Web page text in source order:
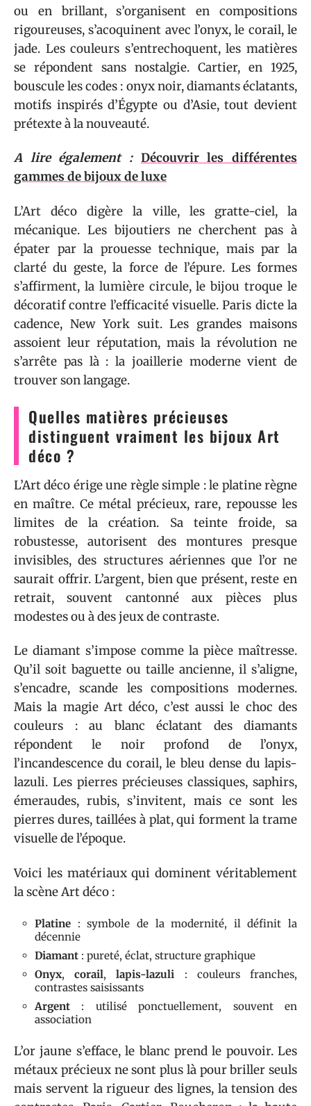
ou en brillant, s’organisent en compositions
rigoureuses, s’acoquinent avec l’onyx, le corail, le
jade. Les couleurs s’entrechoquent, les matières
se répondent sans nostalgie. Cartier, en 1925,
bouscule les codes : onyx noir, diamants éclatants,
motifs inspirés d’Égypte ou d’Asie, tout devient
prétexte à la nouveauté.
A lire également : Découvrir les différentes
gammes de bijoux de luxe
L’Art déco digère la ville, les gratte-ciel, la
mécanique. Les bijoutiers ne cherchent pas à
épater par la prouesse technique, mais par la
clarté du geste, la force de l’épure. Les formes
s’affirment, la lumière circule, le bijou troque le
décoratif contre l’efficacité visuelle. Paris dicte la
cadence, New York suit. Les grandes maisons
assoient leur réputation, mais la révolution ne
s’arrête pas là : la joaillerie moderne vient de
trouver son langage.
Quelles matières précieuses
distinguent vraiment les bijoux Art
déco ?
L’Art déco érige une règle simple : le platine règne
en maître. Ce métal précieux, rare, repousse les
limites de la création. Sa teinte froide, sa
robustesse, autorisent des montures presque
invisibles, des structures aériennes que l’or ne
saurait offrir. L’argent, bien que présent, reste en
retrait, souvent cantonné aux pièces plus
modestes ou à des jeux de contraste.
Le diamant s’impose comme la pièce maîtresse.
Qu’il soit baguette ou taille ancienne, il s’aligne,
s’encadre, scande les compositions modernes.
Mais la magie Art déco, c’est aussi le choc des
couleurs : au blanc éclatant des diamants
répondent le noir profond de l’onyx,
l’incandescence du corail, le bleu dense du lapis-
lazuli. Les pierres précieuses classiques, saphirs,
émeraudes, rubis, s’invitent, mais ce sont les
pierres dures, taillées à plat, qui forment la trame
visuelle de l’époque.
Voici les matériaux qui dominent véritablement
la scène Art déco :
Platine : symbole de la modernité, il définit la
décennie
Diamant : pureté, éclat, structure graphique
Onyx,corail,lapis-lazuli : couleurs franches,
contrastes saisissants
Argent : utilisé ponctuellement, souvent en
association
L’or jaune s’efface, le blanc prend le pouvoir. Les
métaux précieux ne sont plus là pour briller seuls
mais servent la rigueur des lignes, la tension des